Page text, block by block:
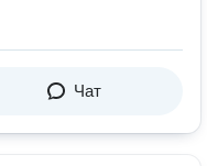
Чат